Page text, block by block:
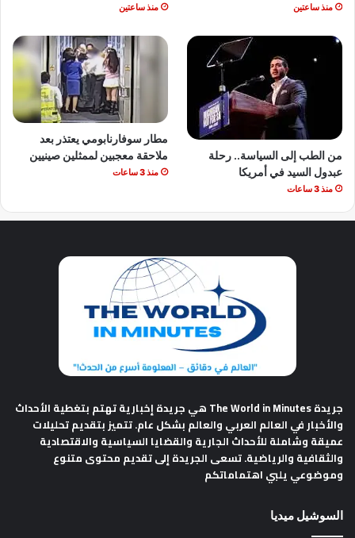
منذ ساعتين منذ ساعتين
من الطب إلى السياسة.. رحلة
عبدول السيد في أمريكا
منذ 3 ساعات
مطار سوفارنابومي يعتذر بعد
ملاحقة معجبين لممثلين صينيين
منذ 3 ساعات
جريدة The World in Minutes
هي جريدة إخبارية تهتم بتغطية الأحداث
والأخبار في العالم العربي والعالم بشكل عام. تتميز بتقديم تحليلات
عميقة وشاملة للأحداث الجارية والقضايا السياسية والاقتصادية
والثقافية والرياضية. تسعى الجريدة إلى تقديم محتوى متنوع
وموضوعي يلبي اهتماماتكم
السوشيل ميديا